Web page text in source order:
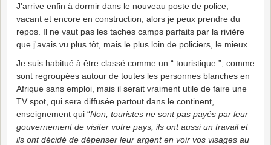
J'arrive enfin à dormir dans le nouveau poste de police,
vacant et encore en construction, alors je peux prendre du
repos. Il ne vaut pas les taches camps parfaits par la rivière
que j'avais vu plus tôt, mais le plus loin de policiers, le mieux.
Je suis habitué à être classé comme un “ touristique ”, comme
sont regroupées autour de toutes les personnes blanches en
Afrique sans emploi, mais il serait vraiment utile de faire une
TV spot, qui sera diffusée partout dans le continent,
enseignement qui “Non, touristes ne sont pas payés par leur
gouvernement de visiter votre pays, ils ont aussi un travail et
ils ont décidé de dépenser leur argent en voir vos visages au